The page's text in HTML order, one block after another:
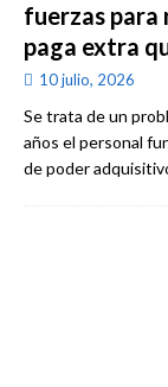
fuerzas para
paga extra
10 julio, 2026
Se trata de un
años el personal
de poder